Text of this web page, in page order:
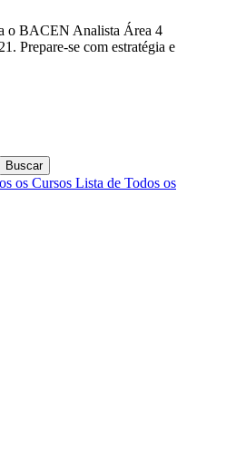
o BACEN Analista Área 4
Prepare-se com estratégia e
Buscar
os Cursos Lista de Todos os